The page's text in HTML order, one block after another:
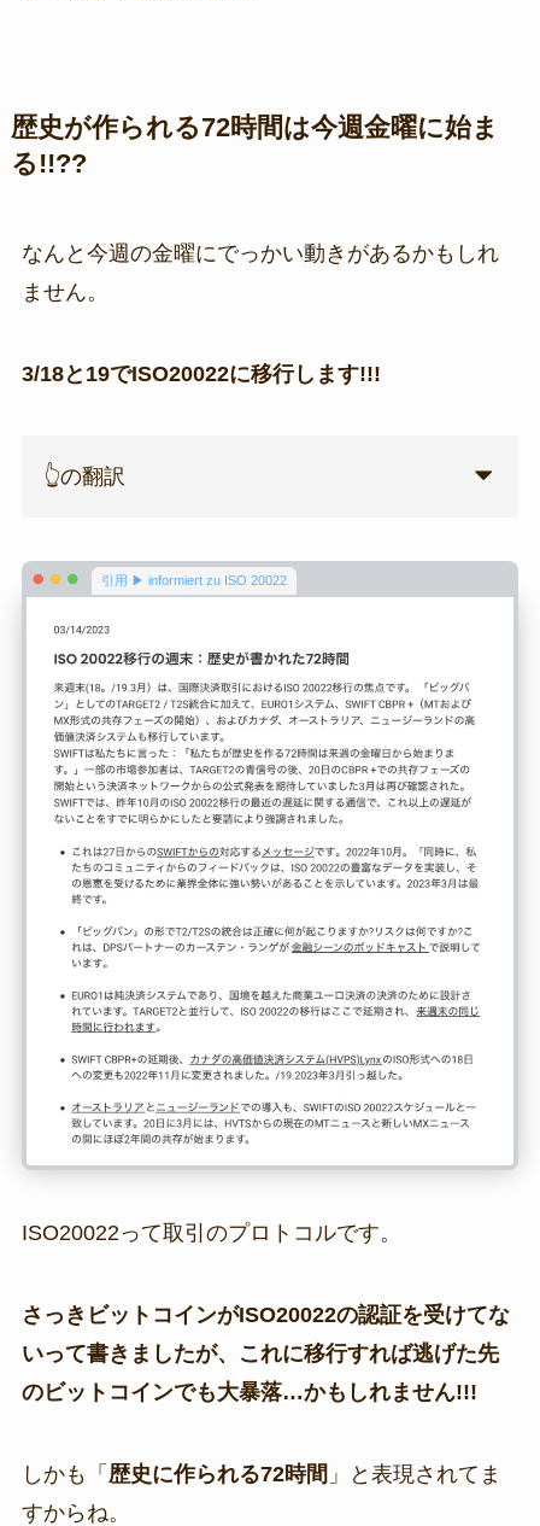
歴史が作られる72時間は今週金曜に始ま
る!!??
なんと今週の金曜にでっかい動きがあるかもしれ
ません。
3/18と19でISO20022に移行します!!!
👆の翻訳
引用 ▶ informiert zu ISO 20022
ISO20022って取引のプロトコルです。
さっきビットコインがISO20022の認証を受けてな
いって書きましたが、これに移行すれば逃げた先
のビットコインでも大暴落…かもしれません!!!
しかも「 歴史に作られる72時間 」と表現されてま
すからね。